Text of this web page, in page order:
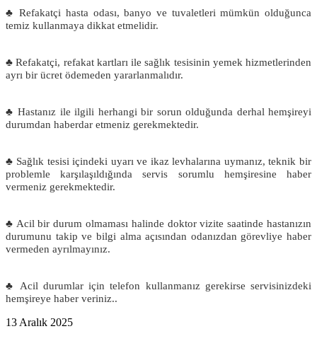
♣ Refakatçi hasta odası, banyo ve tuvaletleri mümkün olduğunca
temiz kullanmaya dikkat etmelidir.
♣ Refakatçi, refakat kartları ile sağlık tesisinin yemek hizmetlerinden
ayrı bir ücret ödemeden yararlanmalıdır.
♣ Hastanız ile ilgili herhangi bir sorun olduğunda derhal hemşireyi
durumdan haberdar etmeniz gerekmektedir.
♣ Sağlık tesisi içindeki uyarı ve ikaz levhalarına uymanız, teknik bir
problemle karşılaşıldığında servis sorumlu hemşiresine haber
vermeniz gerekmektedir.
♣ Acil bir durum olmaması halinde doktor vizite saatinde hastanızın
durumunu takip ve bilgi alma açısından odanızdan görevliye haber
vermeden ayrılmayınız.
♣ Acil durumlar için telefon kullanmanız gerekirse servisinizdeki
hemşireye haber veriniz..
13 Aralık 2025